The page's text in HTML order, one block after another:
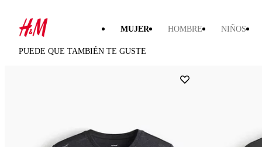
MUJER HOMBRE NIÑOS
PUEDE QUE TAMBIÉN TE GUSTE